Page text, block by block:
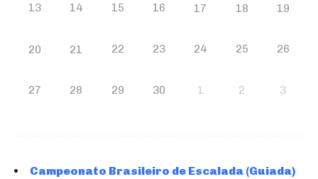
13 14 15 16 17 18 19
20 21 22 23 24 25 26
27 28 29 30 1 2 3
Campeonato Brasileiro de Escalada (Guiada)